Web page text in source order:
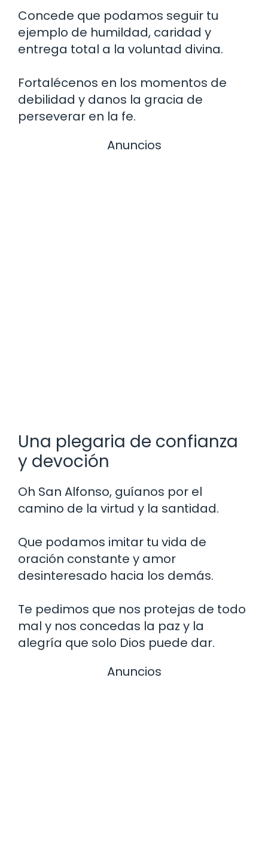
Concede que podamos seguir tu
ejemplo de humildad, caridad y
entrega total a la voluntad divina.
Fortalécenos en los momentos de
debilidad y danos la gracia de
perseverar en la fe.
Anuncios
Una plegaria de confianza
y devoción
Oh San Alfonso, guíanos por el
camino de la virtud y la santidad.
Que podamos imitar tu vida de
oración constante y amor
desinteresado hacia los demás.
Te pedimos que nos protejas de todo
mal y nos concedas la paz y la
alegría que solo Dios puede dar.
Anuncios